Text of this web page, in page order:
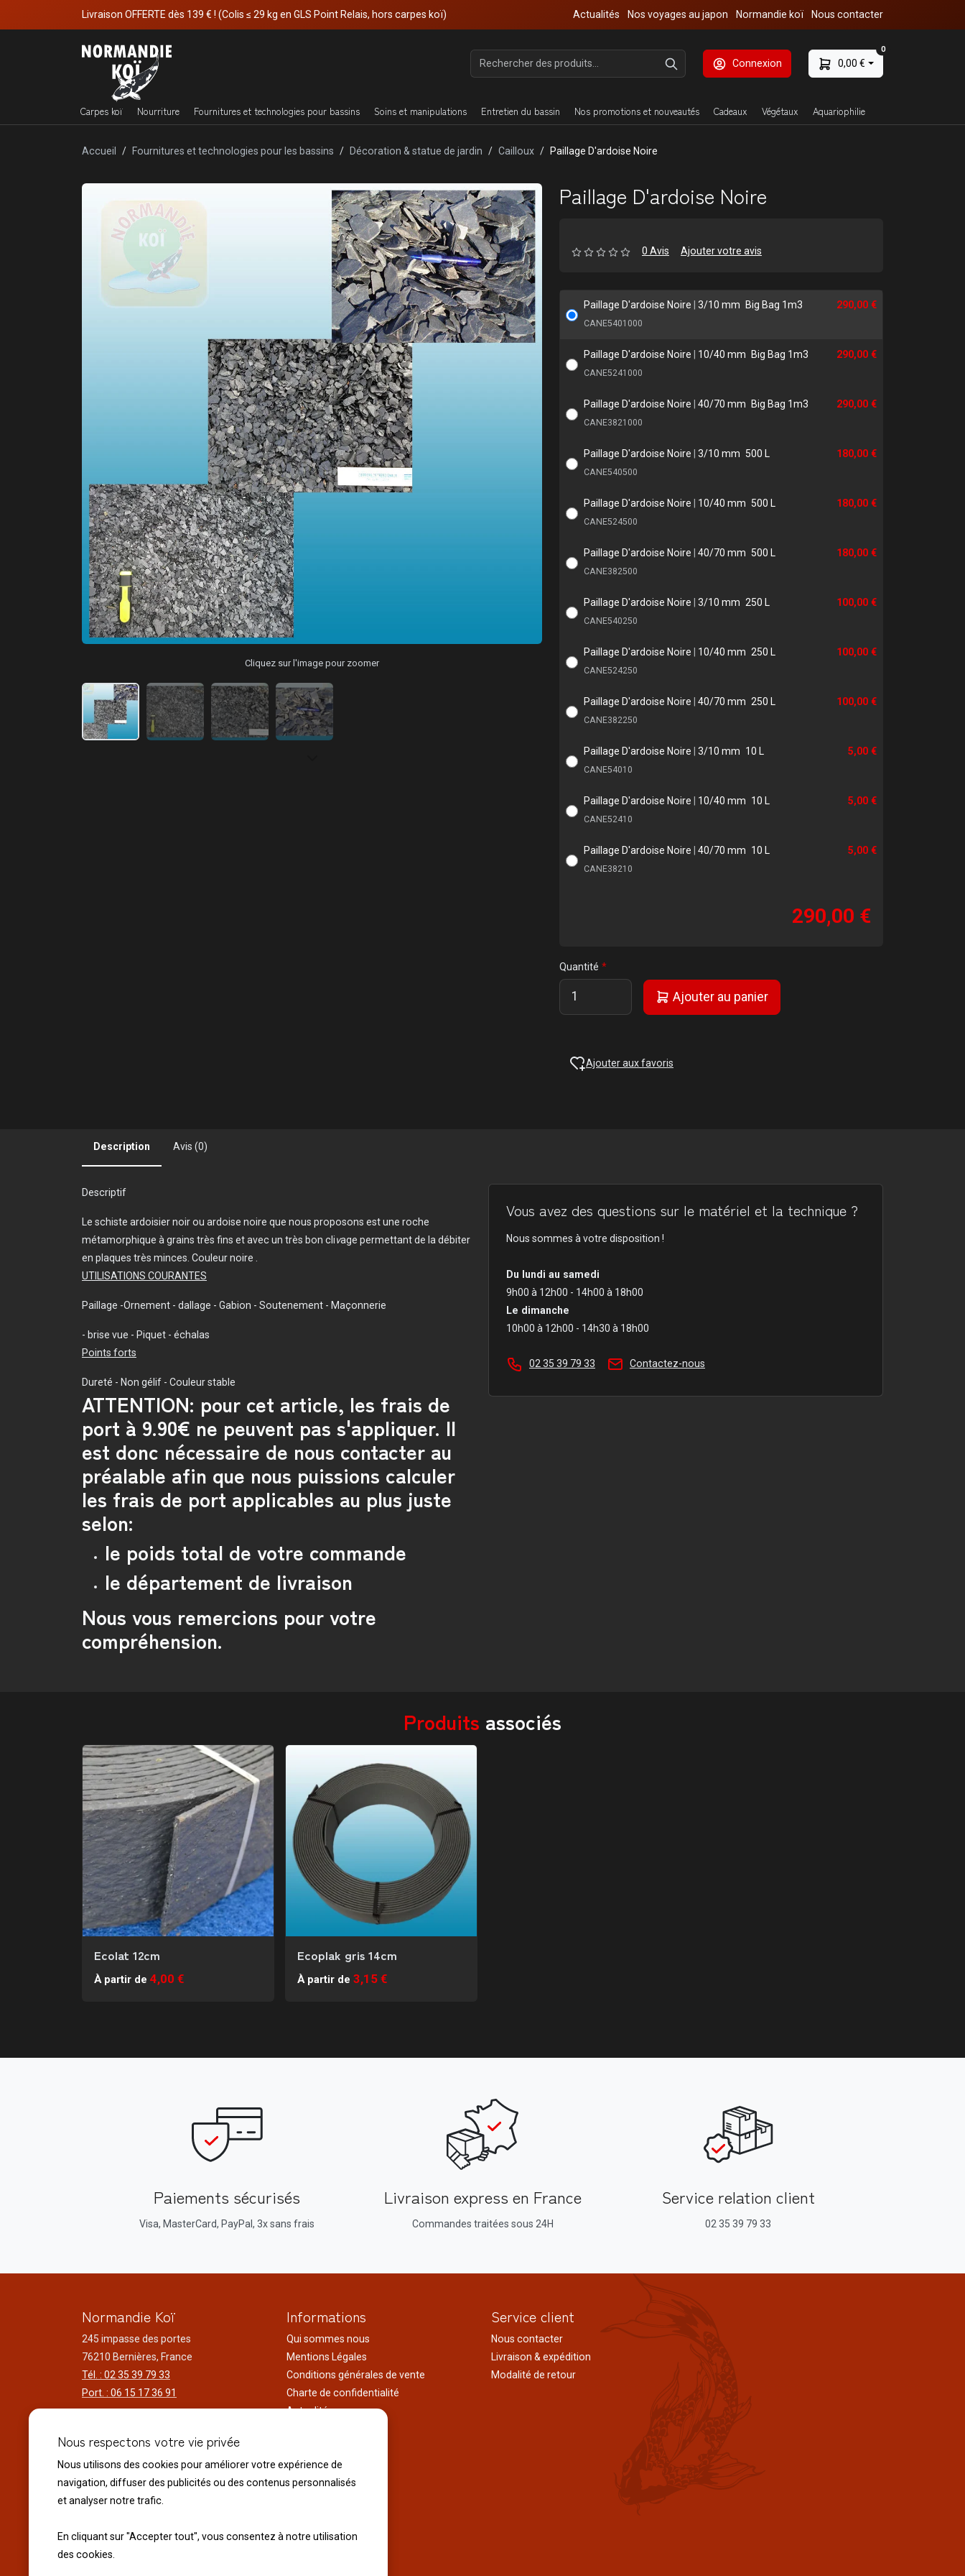
Livraison OFFERTE dès 139 € ! (Colis ≤ 29 kg en GLS Point Relais, hors carpes koï) Actualités Nos voyages au japon Normandie koï Nous contacter
Connexion 0,00 €
0
Carpes koï Nourriture Fournitures et technologies pour bassins Soins et manipulations Entretien du bassin Nos promotions et nouveautés Cadeaux Végétaux Aquariophilie
Accueil Fournitures et technologies pour les bassins Décoration & statue de jardin Cailloux Paillage D'ardoise Noire
Cliquez sur l'image pour zoomer
Paillage D'ardoise Noire
0 Avis Ajouter votre avis
Paillage D'ardoise Noire 3/10 mm Big Bag 1m3
CANE5401000
290,00 €
Paillage D'ardoise Noire 10/40 mm Big Bag 1m3
CANE5241000
290,00 €
Paillage D'ardoise Noire 40/70 mm Big Bag 1m3
CANE3821000
290,00 €
Paillage D'ardoise Noire 3/10 mm 500 L
CANE540500
180,00 €
Paillage D'ardoise Noire 10/40 mm 500 L
CANE524500
180,00 €
Paillage D'ardoise Noire 40/70 mm 500 L
CANE382500
180,00 €
Paillage D'ardoise Noire 3/10 mm 250 L
CANE540250
100,00 €
Paillage D'ardoise Noire 10/40 mm 250 L
CANE524250
100,00 €
Paillage D'ardoise Noire 40/70 mm 250 L
CANE382250
100,00 €
Paillage D'ardoise Noire 3/10 mm 10 L
CANE54010
5,00 €
Paillage D'ardoise Noire 10/40 mm 10 L
CANE52410
5,00 €
Paillage D'ardoise Noire 40/70 mm 10 L
CANE38210
5,00 €
290,00 €
Quantité
Ajouter au panier
Ajouter aux favoris
Description Avis (0)
Descriptif
Le schiste ardoisier noir ou ardoise noire que nous proposons est une roche
métamorphique à grains très fins et avec un très bon clivage permettant de la débiter
en plaques très minces. Couleur noire .
UTILISATIONS COURANTES
Paillage -Ornement - dallage - Gabion - Soutenement - Maçonnerie
- brise vue - Piquet - échalas
Points forts
Dureté - Non gélif - Couleur stable
ATTENTION: pour cet article, les frais de
port à 9.90€ ne peuvent pas s'appliquer. Il
est donc nécessaire de nous contacter au
préalable afin que nous puissions calculer
les frais de port applicables au plus juste
selon:
le poids total de votre commande
le département de livraison
Nous vous remercions pour votre
compréhension.
Vous avez des questions sur le matériel et la technique ?
Nous sommes à votre disposition !
Du lundi au samedi
9h00 à 12h00 - 14h00 à 18h00
Le dimanche
10h00 à 12h00 - 14h30 à 18h00
02 35 39 79 33 Contactez-nous
Produits associés
Ecolat 12cm
À partir de 4,00 €
Ecoplak gris 14cm
À partir de 3,15 €
Paiements sécurisés
Visa, MasterCard, PayPal, 3x sans frais
Livraison express en France
Commandes traitées sous 24H
Service relation client
02 35 39 79 33
Normandie Koï
245 impasse des portes
76210 Bernières, France
Tél. : 02 35 39 79 33
Port. : 06 15 17 36 91
Du lundi au samedi
9h00 à 12h00 - 14h00 à 18h30
Le dimanche
10h00 à 12h00 - 14h30 à 18h30
Le 14 juillet Fête Nationale
Le 15 Août Assomption
Informations
Qui sommes nous
Mentions Légales
Conditions générales de vente
Charte de confidentialité
Actualités
Liens utiles
Service client
Nous contacter
Livraison & expédition
Modalité de retour
Nous respectons votre vie privée
Nous utilisons des cookies pour améliorer votre expérience de
navigation, diffuser des publicités ou des contenus personnalisés
et analyser notre trafic.
En cliquant sur "Accepter tout", vous consentez à notre utilisation
des cookies.